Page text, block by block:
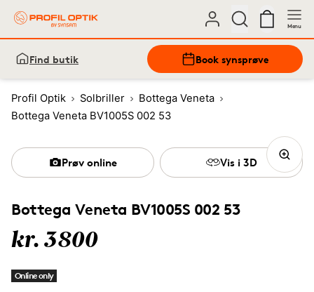
Menu
Find butik Book synsprøve
Profil Optik Solbriller
Bottega Veneta
Bottega Veneta BV1005S 002 53
Bottega Veneta BV1005S 002 53
kr. 3800
Online only
Prøv online Vis i 3D